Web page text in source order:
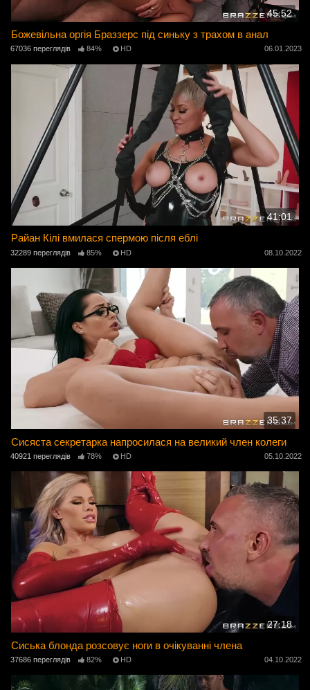
45:52
Божевільна оргія Браззерс під синьку з трахом в анал
67036 переглядів 84% HD 06.01.2023
41:01
Райан Кілі вмилася спермою після еблі
32289 переглядів 85% HD 08.10.2022
35:37
Сисяста секретарка напросилася на великий член колеги
40921 переглядів 78% HD 05.10.2022
27:18
Сиська блонда розсовує ноги в очікуванні члена
37686 переглядів 82% HD 04.10.2022